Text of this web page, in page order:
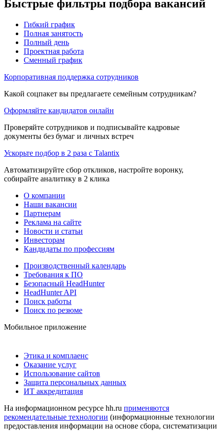
Быстрые фильтры подбора вакансий
Гибкий график
Полная занятость
Полный день
Проектная работа
Сменный график
Корпоративная поддержка сотрудников
Какой соцпакет вы предлагаете семейным сотрудникам?
Оформляйте кандидатов онлайн
Проверяйте сотрудников и подписывайте кадровые
документы без бумаг и личных встреч
Ускорьте подбор в 2 раза с Talantix
Автоматизируйте сбор откликов, настройте воронку,
собирайте аналитику в 2 клика
О компании
Наши вакансии
Партнерам
Реклама на сайте
Новости и статьи
Инвесторам
Кандидаты по профессиям
Производственный календарь
Требования к ПО
Безопасный HeadHunter
HeadHunter API
Поиск работы
Поиск по резюме
Мобильное приложение
Этика и комплаенс
Оказание услуг
Использование сайтов
Защита персональных данных
ИТ аккредитация
На информационном ресурсе hh.ru применяются
рекомендательные технологии (информационные технологии
предоставления информации на основе сбора, систематизации